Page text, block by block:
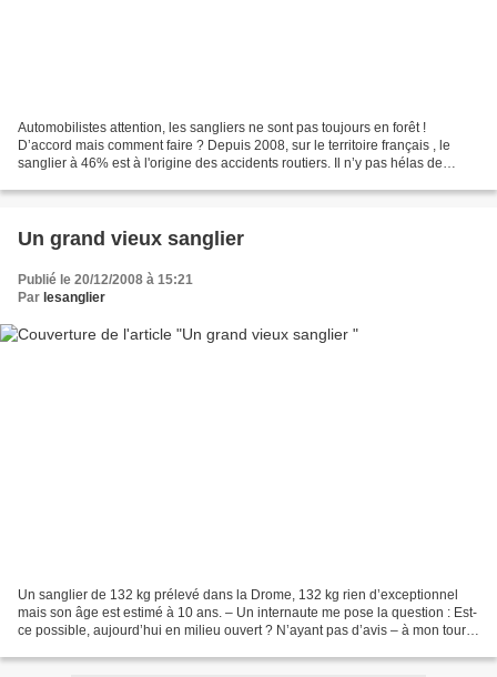
Automobilistes attention, les sangliers ne sont pas toujours en forêt !
D’accord mais comment faire ? Depuis 2008, sur le territoire français , le
sanglier à 46% est à l'origine des accidents routiers. Il n’y pas hélas de
Un grand vieux sanglier
Publié le 20/12/2008 à 15:21
Par lesanglier
Un sanglier de 132 kg prélevé dans la Drome, 132 kg rien d’exceptionnel
mais son âge est estimé à 10 ans. – Un internaute me pose la question : Est-
ce possible, aujourd’hui en milieu ouvert ? N’ayant pas d’avis – à mon tour